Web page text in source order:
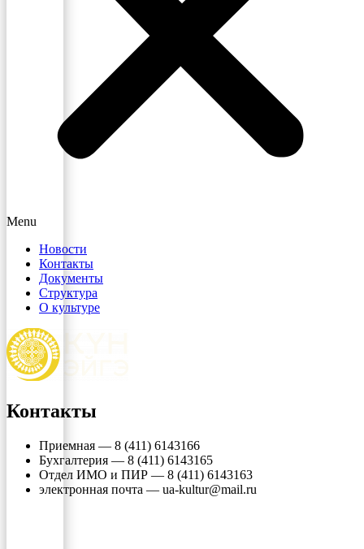
Menu
Новости
Контакты
Документы
Структура
О культуре
Контакты
Приемная — 8 (411) 6143166
Бухгалтерия — 8 (411) 6143165
Отдел ИМО и ПИР — 8 (411) 6143163
электронная почта — ua-kultur@mail.ru